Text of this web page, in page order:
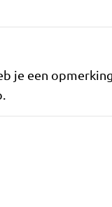
je een